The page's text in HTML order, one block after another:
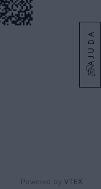
AJUDA
Powered by VTEX